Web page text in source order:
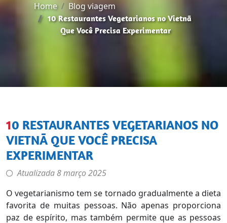
Home Blog viagem
10 Restaurantes Vegetarianos no Vietnã
Que Você Precisa Experimentar
10 RESTAURANTES VEGETARIANOS NO
VIETNÃ QUE VOCÊ PRECISA
EXPERIMENTAR
Atualizada8 março 2025
O vegetarianismo tem se tornado gradualmente a dieta
favorita de muitas pessoas. Não apenas proporciona
paz de espírito, mas também permite que as pessoas